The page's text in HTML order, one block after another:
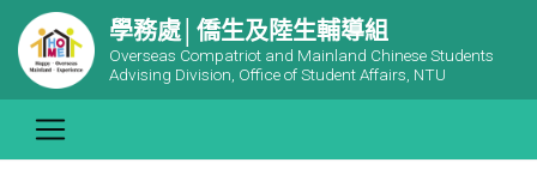
學務處│僑生及陸生輔導組
Overseas Compatriot and Mainland Chinese Students
Advising Division, Office of Student Affairs, NTU